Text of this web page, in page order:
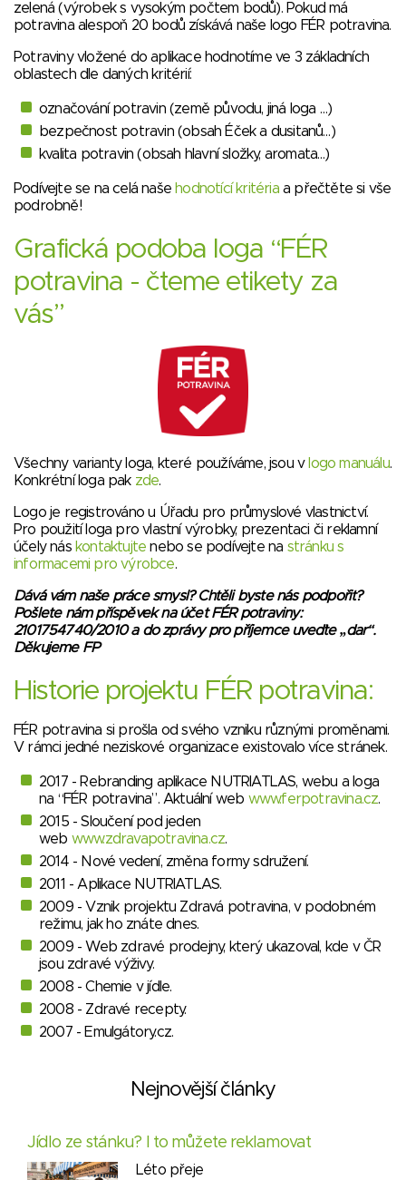
zelená (výrobek s vysokým počtem bodů). Pokud má
potravina alespoň 20 bodů získává naše logo FÉR potravina.
Potraviny vložené do aplikace hodnotíme ve 3 základních
oblastech dle daných kritérií:
označování potravin (země původu, jiná loga …)
bezpečnost potravin (obsah Éček a dusitanů…)
kvalita potravin (obsah hlavní složky, aromata…)
Podívejte se na celá naše hodnotící kritériaa přečtěte si vše
podrobně!
Grafická podoba loga “FÉR
potravina - čteme etikety za
vás”
Všechny varianty loga, které používáme, jsou v logo manuálu.
Konkrétní loga pak zde.
Logo je registrováno u Úřadu pro průmyslové vlastnictví.
Pro použití loga pro vlastní výrobky, prezentaci či reklamní
účely nás kontaktujte nebo se podívejte na stránku s
informacemi pro výrobce.
Dává vám naše práce smysl? Chtěli byste nás podpořit?
Pošlete nám příspěvek na účet FÉR potraviny:
2101754740/2010 a do zprávy pro příjemce uveďte „dar“.
Děkujeme FP
Historie projektu FÉR potravina:
FÉR potravina si prošla od svého vzniku různými proměnami.
V rámci jedné neziskové organizace existovalo více stránek.
2017 - Rebranding aplikace NUTRIATLAS, webu a loga
na “FÉR potravina”. Aktuální web www.ferpotravina.cz.
2015 - Sloučení pod jeden
web www.zdravapotravina.cz.
2014 - Nové vedení, změna formy sdružení.
2011 - Aplikace NUTRIATLAS.
2009 - Vznik projektu Zdravá potravina, v podobném
režimu, jak ho znáte dnes.
2009 - Web zdravé prodejny, který ukazoval, kde v ČR
jsou zdravé výživy.
2008 - Chemie v jídle.
2008 - Zdravé recepty.
2007 - Emulgátory.cz.
Nejnovější články
Jídlo ze stánku? I to můžete reklamovat
Léto přeje